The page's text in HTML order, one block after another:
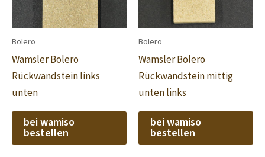
Bolero
Wamsler Bolero
Rückwandstein links
unten
bei wamiso
bestellen
Bolero
Wamsler Bolero
Rückwandstein mittig
unten links
bei wamiso
bestellen